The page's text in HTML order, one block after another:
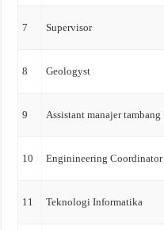
7 Supervisor
8 Geologyst
9 Assistant manajer tambang
10 Enginineering Coordinator
11 Teknologi Informatika